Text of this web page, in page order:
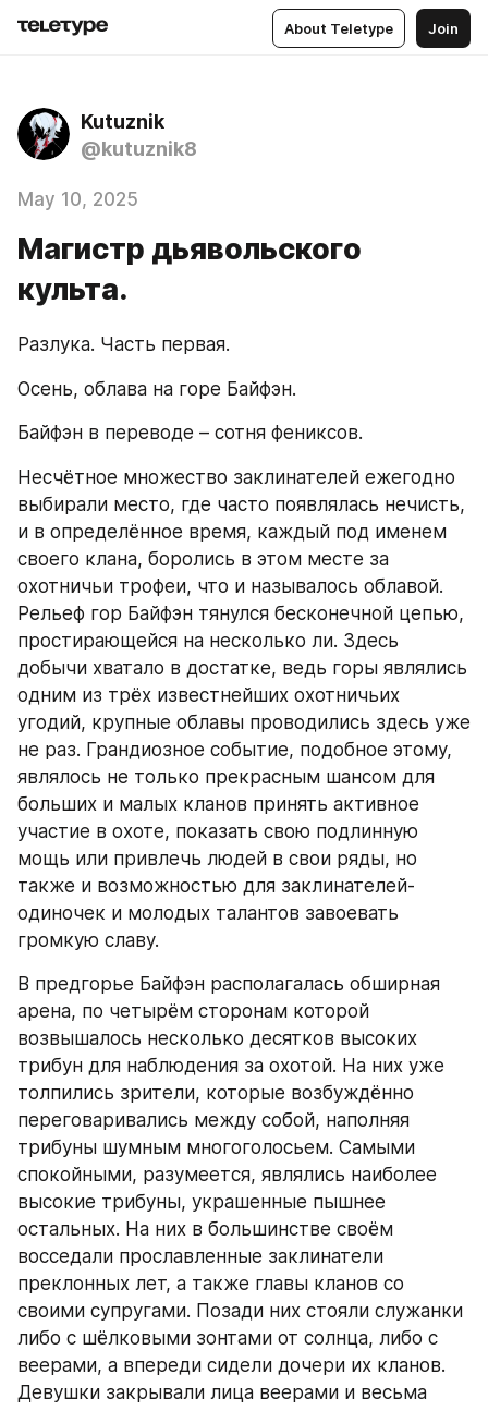
About Teletype Join
Kutuznik
@kutuznik8
May 10, 2025
Магистр дьявольского
культа.
Разлука. Часть первая.
Осень, облава на горе Байфэн.
Байфэн в переводе – сотня фениксов.
Несчётное множество заклинателей ежегодно
выбирали место, где часто появлялась нечисть,
и в определённое время, каждый под именем
своего клана, боролись в этом месте за
охотничьи трофеи, что и называлось облавой.
Рельеф гор Байфэн тянулся бесконечной цепью,
простирающейся на несколько ли. Здесь
добычи хватало в достатке, ведь горы являлись
одним из трёх известнейших охотничьих
угодий, крупные облавы проводились здесь уже
не раз. Грандиозное событие, подобное этому,
являлось не только прекрасным шансом для
больших и малых кланов принять активное
участие в охоте, показать свою подлинную
мощь или привлечь людей в свои ряды, но
также и возможностью для заклинателей-
одиночек и молодых талантов завоевать
громкую славу.
В предгорье Байфэн располагалась обширная
арена, по четырём сторонам которой
возвышалось несколько десятков высоких
трибун для наблюдения за охотой. На них уже
толпились зрители, которые возбуждённо
переговаривались между собой, наполняя
трибуны шумным многоголосьем. Самыми
спокойными, разумеется, являлись наиболее
высокие трибуны, украшенные пышнее
остальных. На них в большинстве своём
восседали прославленные заклинатели
преклонных лет, а также главы кланов со
своими супругами. Позади них стояли служанки
либо с шёлковыми зонтами от солнца, либо с
веерами, а впереди сидели дочери их кланов.
Девушки закрывали лица веерами и весьма